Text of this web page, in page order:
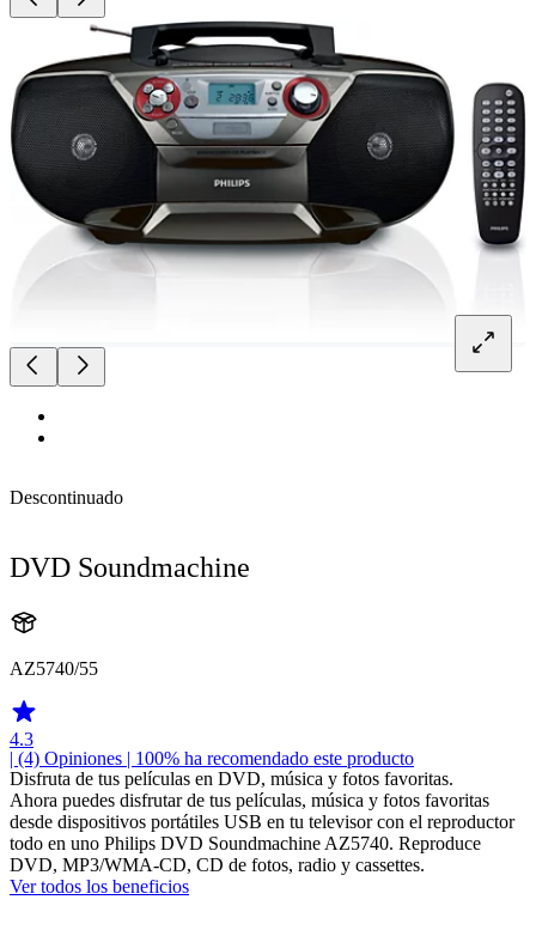
Descontinuado
DVD Soundmachine
AZ5740/55
4.3
| (4) Opiniones | 100% ha recomendado este producto
Disfruta de tus películas en DVD, música y fotos favoritas.
Ahora puedes disfrutar de tus películas, música y fotos favoritas
desde dispositivos portátiles USB en tu televisor con el reproductor
todo en uno Philips DVD Soundmachine AZ5740. Reproduce
DVD, MP3/WMA-CD, CD de fotos, radio y cassettes.
Ver todos los beneficios